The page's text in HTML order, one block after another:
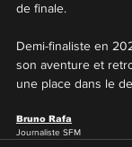
de finale.
Demi-finaliste en
son aventure et
une place dans le
Bruno Rafa
Journaliste SFM